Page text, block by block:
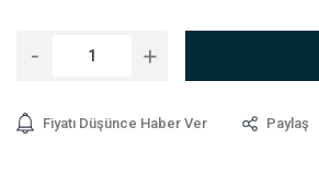
Fiyatı Düşünce Haber Ver Paylaş